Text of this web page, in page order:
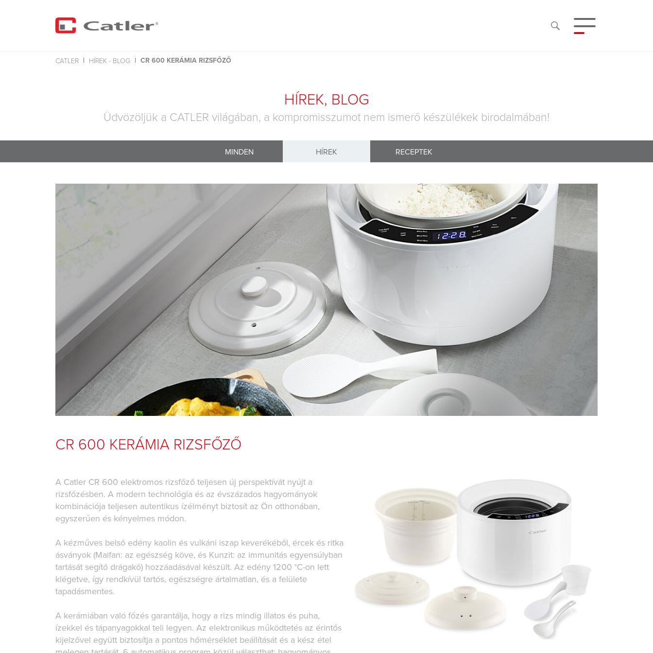
CATLER HÍREK - BLOG CR 600 KERÁMIA RIZSFŐZŐ
HÍREK, BLOG
Üdvözöljük a CATLER világában, a kompromisszumot nem ismerő készülékek birodalmában!
MINDEN HÍREK RECEPTEK
CR 600 KERÁMIA RIZSFŐZŐ
A Catler CR 600 elektromos rizsfőző teljesen új perspektívát nyújt a
rizsfőzésben. A modern technológia és az évszázados hagyományok
kombinációja teljesen autentikus ízélményt biztosít az Ön otthonában,
egyszerűen és kényelmes módon.
A kézműves belső edény kaolin és vulkáni iszap keverékéből, ércek és ritka
ásványok (Maifan: az egészség köve, és Kunzit: az immunitás egyensúlyban
tartását segítő drágakő) hozzáadásával készült. Az edény 1200 °C-on lett
kiégetve, így rendkívül tartós, egészségre ártalmatlan, és a felülete
tapadásmentes.
A kerámiában való főzés garantálja, hogy a rizs mindig illatos és puha,
ízekkel és tápanyagokkal teli legyen. Az elektronikus működtetés az érintős
kijelzővel együtt biztosítja a pontos hőmérséklet beállítását és a kész étel